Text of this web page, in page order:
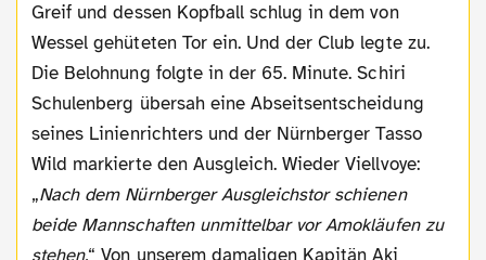
Greif und dessen Kopfball schlug in dem von
Wessel gehüteten Tor ein. Und der Club legte zu.
Die Belohnung folgte in der 65. Minute. Schiri
Schulenberg übersah eine Abseitsentscheidung
seines Linienrichters und der Nürnberger Tasso
Wild markierte den Ausgleich. Wieder Viellvoye:
„Nach dem Nürnberger Ausgleichstor schienen
beide Mannschaften unmittelbar vor Amokläufen zu
stehen.“ Von unserem damaligen Kapitän Aki